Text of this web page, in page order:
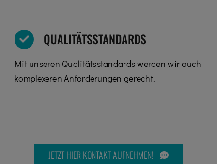
QUALITÄTSSTANDARDS
Mit unseren Qualitätsstandards werden wir auch
komplexeren Anforderungen gerecht.
JETZT HIER KONTAKT AUFNEHMEN!